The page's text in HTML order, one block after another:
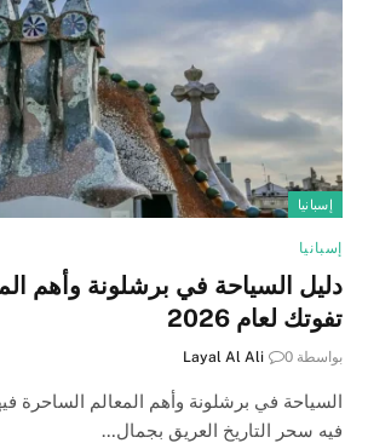
إسبانيا
إسبانيا
دليل السياحة في برشلونة وأهم
تفوتك لعام 2026
بواسطة Layal Al Ali 0
السياحة في برشلونة وأهم المعالم الساحرة
فيه سحر التاريخ العريق بجمال…